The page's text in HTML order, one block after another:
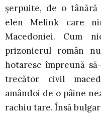
şerpuite, de o
elen Melink care
Macedoniei. Cum
prizonierul român
hotaresc împreună
trecător civil
amândoi de o pâine
rachiu tare. Însă